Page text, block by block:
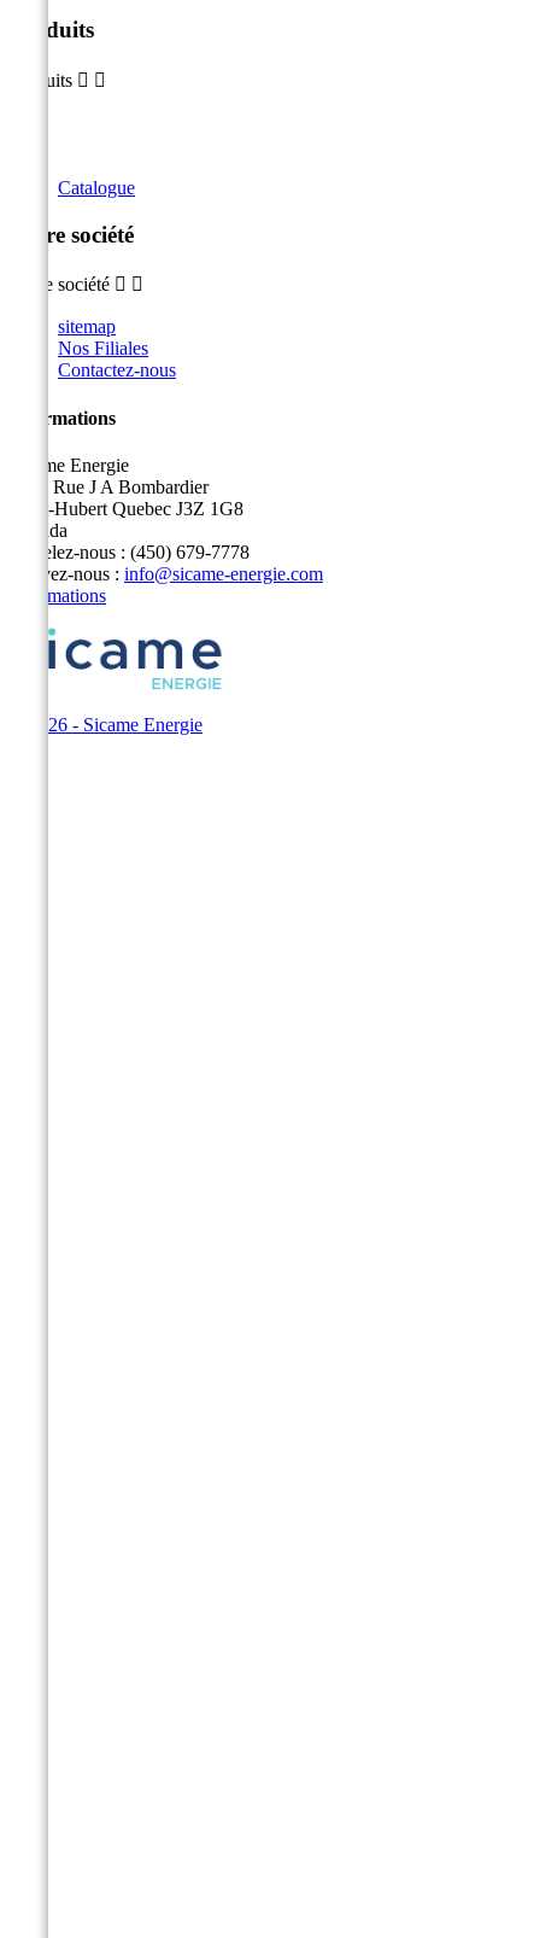
Produits
Produits  
Catalogue
Notre société
Notre société  
sitemap
Nos Filiales
Contactez-nous
Informations
Sicame Energie
5400 Rue J A Bombardier
Saint-Hubert Quebec J3Z 1G8
Canada
Appelez-nous : (450) 679-7778
Écrivez-nous : info@sicame-energie.com
Informations
© 2026 - Sicame Energie